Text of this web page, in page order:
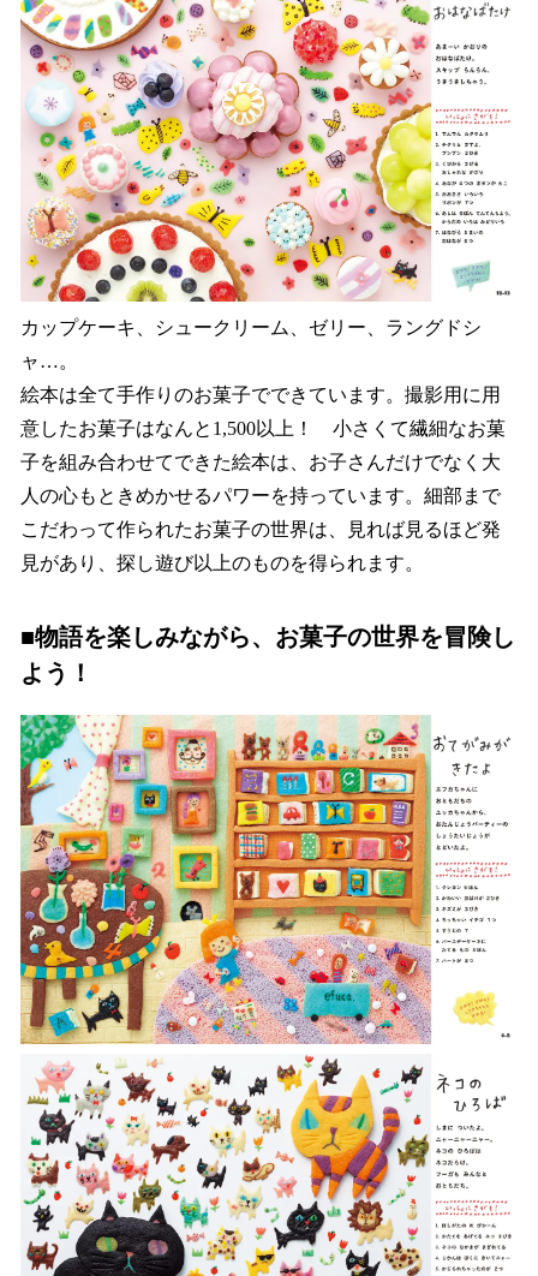
カップケーキ、シュークリーム、ゼリー、ラングドシ
ャ…。
絵本は全て手作りのお菓子でできています。撮影用に用
意したお菓子はなんと1,500以上！ 小さくて繊細なお菓
子を組み合わせてできた絵本は、お子さんだけでなく大
人の心もときめかせるパワーを持っています。細部まで
こだわって作られたお菓子の世界は、見れば見るほど発
見があり、探し遊び以上のものを得られます。
■物語を楽しみながら、お菓子の世界を冒険し
よう！